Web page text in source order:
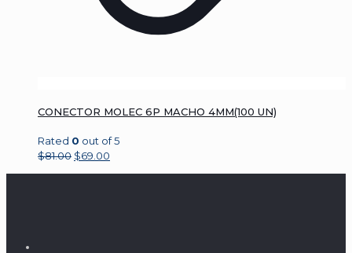
CONECTOR MOLEC 6P MACHO 4MM(100 UN)
Rated 0 out of 5
$81.00 $69.00